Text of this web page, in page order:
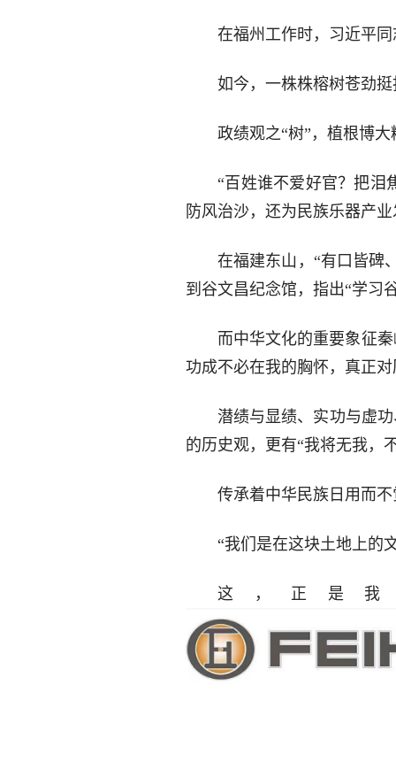
在福州工作时，习近平
如今，一株株榕树苍劲
政绩观之“树”，植根博
“百姓谁不爱好官？把泪
防风治沙，还为民族乐器产
在福建东山，“有口皆碑
到谷文昌纪念馆，指出“学习
而中华文化的重要象征
功成不必在我的胸怀，真正
潜绩与显绩、实功与虚
的历史观，更有“我将无我，
传承着中华民族日用而
“我们是在这块土地上的
这，正是